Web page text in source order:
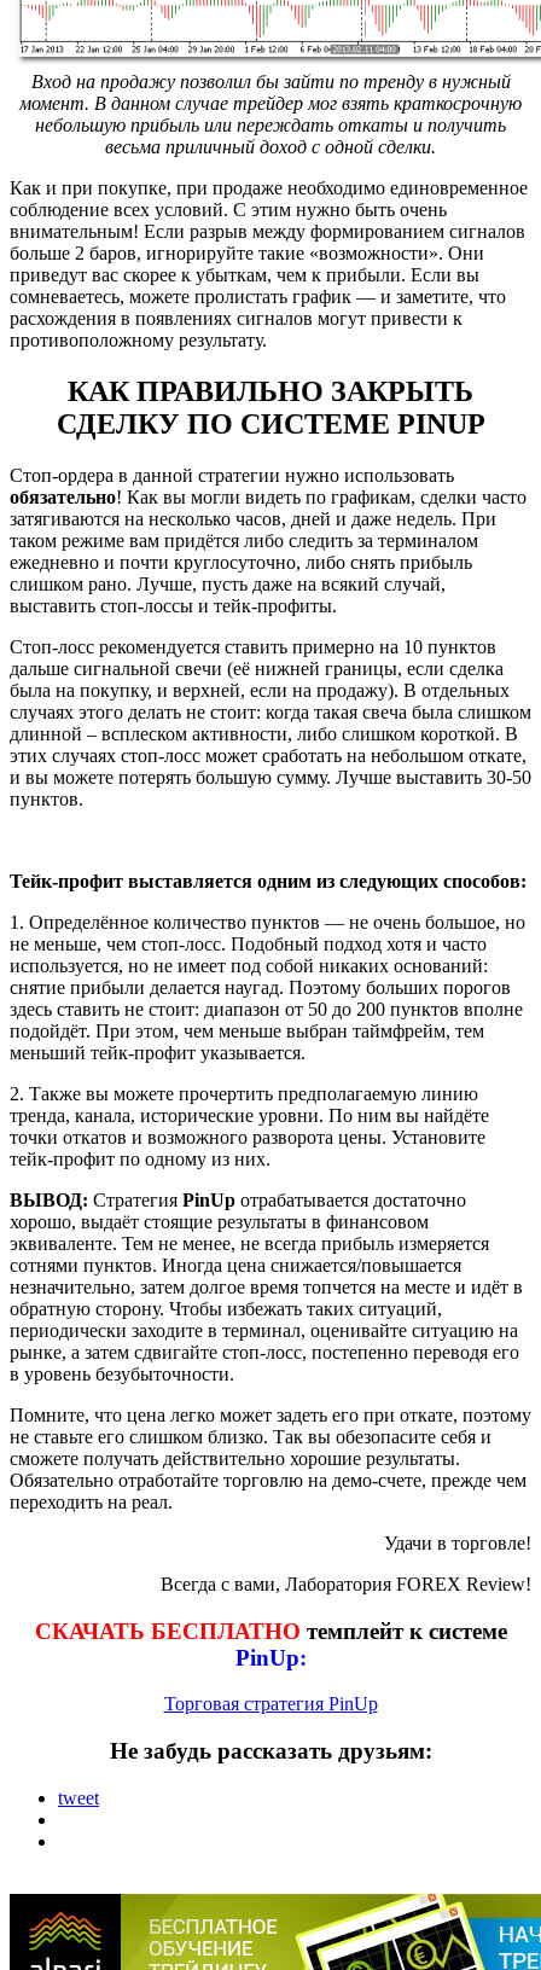
Вход на продажу позволил бы зайти по тренду в нужный
момент. В данном случае трейдер мог взять краткосрочную
небольшую прибыль или переждать откаты и получить
весьма приличный доход с одной сделки.
Как и при покупке, при продаже необходимо единовременное
соблюдение всех условий. С этим нужно быть очень
внимательным! Если разрыв между формированием сигналов
больше 2 баров, игнорируйте такие «возможности». Они
приведут вас скорее к убыткам, чем к прибыли. Если вы
сомневаетесь, можете пролистать график — и заметите, что
расхождения в появлениях сигналов могут привести к
противоположному результату.
КАК ПРАВИЛЬНО ЗАКРЫТЬ
СДЕЛКУ ПО СИСТЕМЕ PINUP
Стоп-ордера в данной стратегии нужно использовать
обязательно! Как вы могли видеть по графикам, сделки часто
затягиваются на несколько часов, дней и даже недель. При
таком режиме вам придётся либо следить за терминалом
ежедневно и почти круглосуточно, либо снять прибыль
слишком рано. Лучше, пусть даже на всякий случай,
выставить стоп-лоссы и тейк-профиты.
Стоп-лосс рекомендуется ставить примерно на 10 пунктов
дальше сигнальной свечи (её нижней границы, если сделка
была на покупку, и верхней, если на продажу). В отдельных
случаях этого делать не стоит: когда такая свеча была слишком
длинной – всплеском активности, либо слишком короткой. В
этих случаях стоп-лосс может сработать на небольшом откате,
и вы можете потерять большую сумму. Лучше выставить 30-50
пунктов.
Тейк-профит выставляется одним из следующих способов:
1. Определённое количество пунктов — не очень большое, но
не меньше, чем стоп-лосс. Подобный подход хотя и часто
используется, но не имеет под собой никаких оснований:
снятие прибыли делается наугад. Поэтому больших порогов
здесь ставить не стоит: диапазон от 50 до 200 пунктов вполне
подойдёт. При этом, чем меньше выбран таймфрейм, тем
меньший тейк-профит указывается.
2. Также вы можете прочертить предполагаемую линию
тренда, канала, исторические уровни. По ним вы найдёте
точки откатов и возможного разворота цены. Установите
тейк-профит по одному из них.
ВЫВОД: Стратегия PinUp отрабатывается достаточно
хорошо, выдаёт стоящие результаты в финансовом
эквиваленте. Тем не менее, не всегда прибыль измеряется
сотнями пунктов. Иногда цена снижается/повышается
незначительно, затем долгое время топчется на месте и идёт в
обратную сторону. Чтобы избежать таких ситуаций,
периодически заходите в терминал, оценивайте ситуацию на
рынке, а затем сдвигайте стоп-лосс, постепенно переводя его
в уровень безубыточности.
Помните, что цена легко может задеть его при откате, поэтому
не ставьте его слишком близко. Так вы обезопасите себя и
сможете получать действительно хорошие результаты.
Обязательно отработайте торговлю на демо-счете, прежде чем
переходить на реал.
Удачи в торговле!
Всегда с вами, Лаборатория FOREX Review!
СКАЧАТЬ БЕСПЛАТНО темплейт к системе
PinUp:
Торговая стратегия PinUp
Не забудь рассказать друзьям:
tweet